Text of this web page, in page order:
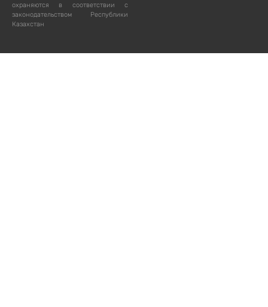
охраняются в соответствии с
законодательством Республики
Казахстан